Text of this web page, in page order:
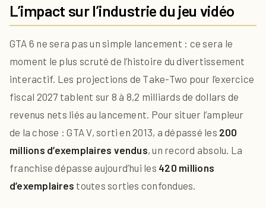
L’impact sur l’industrie du jeu vidéo
GTA 6 ne sera pas un simple lancement : ce sera le
moment le plus scruté de l’histoire du divertissement
interactif. Les projections de Take-Two pour l’exercice
fiscal 2027 tablent sur 8 à 8,2 milliards de dollars de
revenus nets liés au lancement. Pour situer l’ampleur
de la chose : GTA V, sorti en 2013, a dépassé les 200
millions d’exemplaires vendus, un record absolu. La
franchise dépasse aujourd’hui les 420 millions
d’exemplaires toutes sorties confondues.